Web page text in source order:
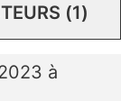
(1)
à